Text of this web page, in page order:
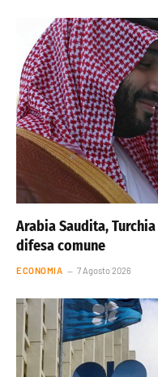
Arabia Saudita,
difesa comune
ECONOMIA 7 Agosto 2026